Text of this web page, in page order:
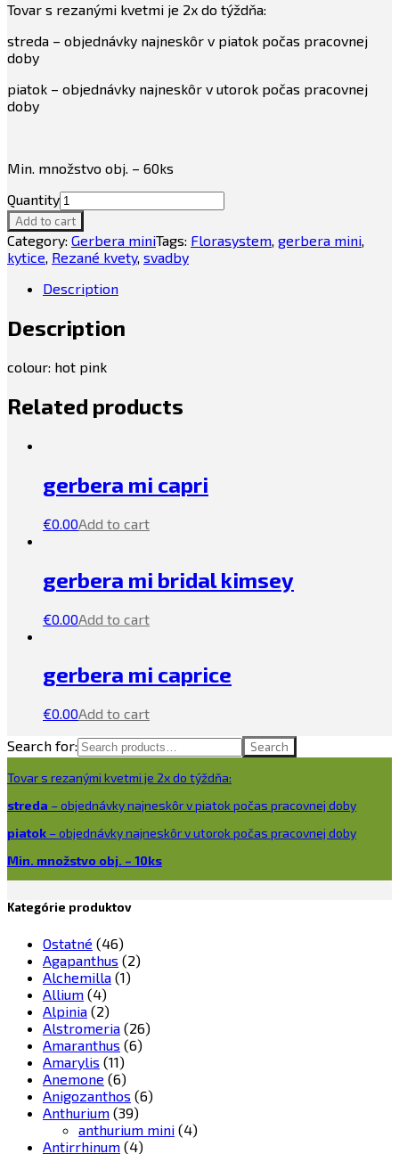
Tovar s rezanými kvetmi je 2x do týždňa:
streda – objednávky najneskôr v piatok počas pracovnej
doby
piatok – objednávky najneskôr v utorok počas pracovnej
doby
Min. množstvo obj. – 60ks
Quantity
Add to cart
Category: Gerbera miniTags: Florasystem, gerbera mini,
kytice, Rezané kvety, svadby
Description
Description
colour: hot pink
Related products
gerbera mi capri
€0.00Add to cart
gerbera mi bridal kimsey
€0.00Add to cart
gerbera mi caprice
€0.00Add to cart
Search for:
Search
Tovar s rezanými kvetmi je 2x do týždňa:
streda – objednávky najneskôr v piatok počas pracovnej doby
piatok – objednávky najneskôr v utorok počas pracovnej doby
Min. množstvo obj. – 10ks
Kategórie produktov
Ostatné (46)
Agapanthus (2)
Alchemilla (1)
Allium (4)
Alpinia (2)
Alstromeria (26)
Amaranthus (6)
Amarylis (11)
Anemone (6)
Anigozanthos (6)
Anthurium (39)
anthurium mini (4)
Antirrhinum (4)